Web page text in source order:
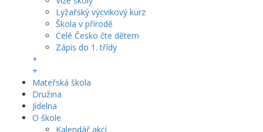
Lyžařský výcvikový kurz
Škola v přírodě
Celé Česko čte dětem
Zápis do 1. třídy
+
+
Mateřská škola
Družina
Jídelna
O škole
Kalendář akcí